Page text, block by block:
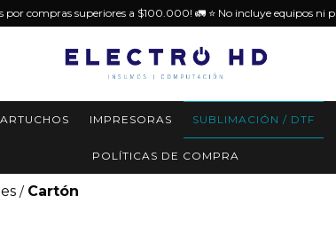
por compras superiores a $100.000! 🚛 ⭐️ No incluye equipos ni
IMPRESORAS SUBLIMACIÓN / DTF
POLÍTICAS DE COMPRA
/ Cartón